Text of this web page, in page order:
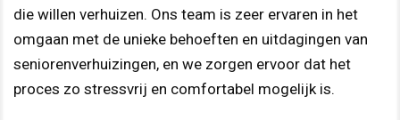
die willen verhuizen. Ons team is zeer ervaren in het
omgaan met de unieke behoeften en uitdagingen van
seniorenverhuizingen, en we zorgen ervoor dat het
proces zo stressvrij en comfortabel mogelijk is.